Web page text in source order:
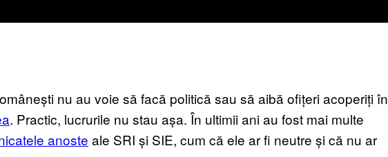
nu au voie să facă politică sau să aibă ofițeri acoperiți în
. Practic, lucrurile nu stau așa. În ultimii ani au fost mai multe
anoste ale SRI și SIE, cum că ele ar fi neutre și că nu ar